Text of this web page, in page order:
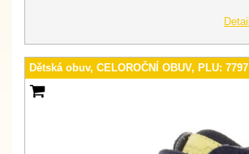
Detail
Dětská obuv, CELOROČNÍ OBUV, PLU: 7797